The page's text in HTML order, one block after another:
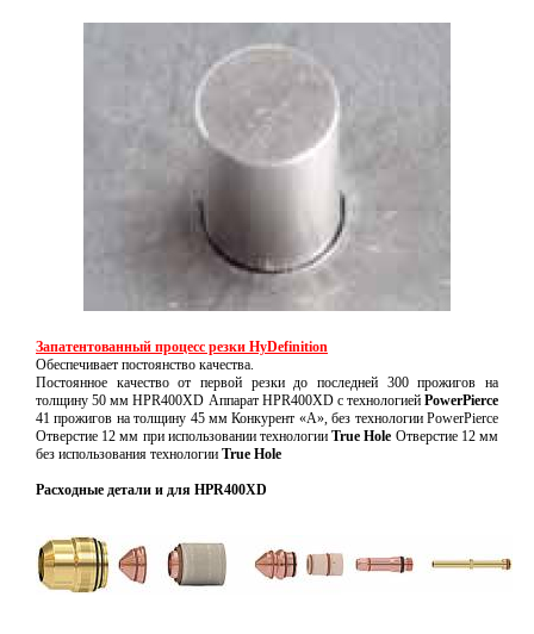
Запатентованный процесс резки HyDefinition
Обеспечивает постоянство качества.
Постоянное качество от первой резки до последней 300 прожигов на
толщину 50 мм HPR400XD Аппарат HPR400XD с технологией PowerPierce
41 прожигов на толщину 45 мм Конкурент «A», без технологии PowerPierce
Отверстие 12 мм при использовании технологииTrue Hole Отверстие 12 мм
без использования технологии True Hole
Расходные детали и для HPR400XD